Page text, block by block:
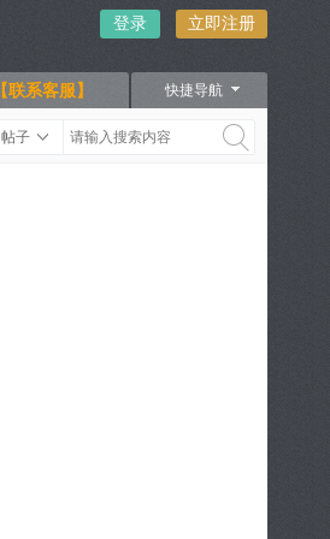
登录 立即注册
快捷导航
【联系客服】
帖子